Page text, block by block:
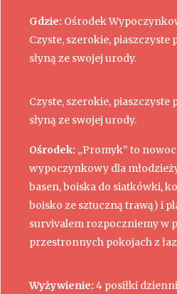
Gdzie: Ośrodek
Czyste, szerokie, piaszczyste
słyną ze swojej urody.
Czyste, szerokie, piaszczyste
słyną ze swojej urody.
Ośrodek: „Promyk” to
wypoczynkowy dla
basen, boiska do siatkówki,
boisko ze sztuczną trawą) i
survivalem rozpoczniemy w
przestronnych pokojach z
Wyżywienie: 4 posiłki